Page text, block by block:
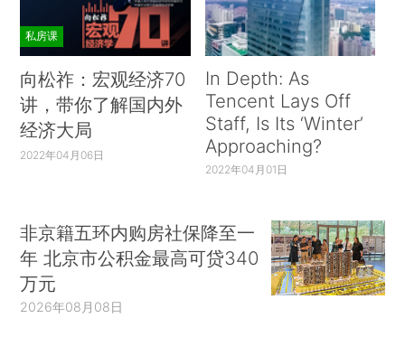
私房课
向松祚：宏观经济70
讲，带你了解国内外
经济大局
2022年04月06日
In Depth: As
Tencent Lays Off
Staff, Is Its ‘Winter’
Approaching?
2022年04月01日
非京籍五环内购房社保降至一
年 北京市公积金最高可贷340
万元
2026年08月08日